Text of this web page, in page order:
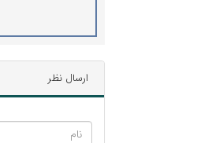
ارسال نظر